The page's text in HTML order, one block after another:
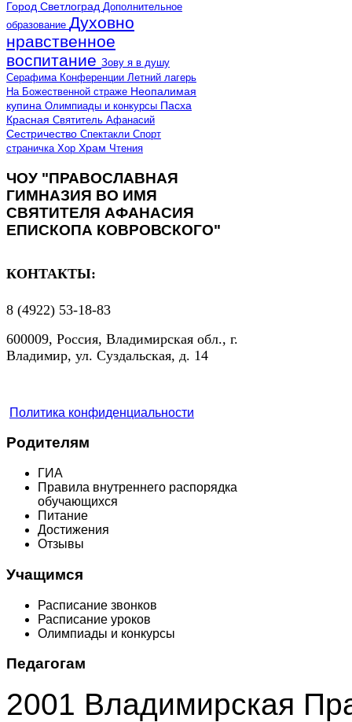
Город Светлоград Дополнительное
образование Духовно
нравственное
воспитание Зову я в душу
Серафима Конференции Летний лагерь
На Божественной страже Неопалимая
купина Олимпиады и конкурсы Пасха
Красная Святитель Афанасий
Сестричество Спектакли Спорт
страничка Хор Храм Чтения
ЧОУ "ПРАВОСЛАВНАЯ
ГИМНАЗИЯ ВО ИМЯ
СВЯТИТЕЛЯ АФАНАСИЯ
ЕПИСКОПА КОВРОВСКОГО"
КОНТАКТЫ:
8 (4922) 53-18-83
600009, Россия, Владимирская обл., г.
Владимир, ул. Суздальская, д. 14
Политика конфиденциальности
Родителям
ГИА
Правила внутреннего распорядка
обучающихся
Питание
Достижения
Отзывы
Учащимся
Расписание звонков
Расписание уроков
Олимпиады и конкурсы
Педагогам
2001 Владимирская